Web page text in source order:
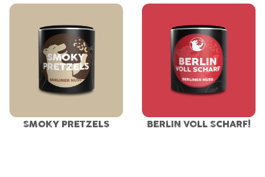
SMOKY PRETZELS BERLIN VOLL SCHARF!